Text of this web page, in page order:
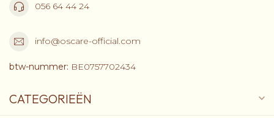
056 64 44 24
info@oscare-official.com
btw-nummer: BE0757702434
CATEGORIEËN